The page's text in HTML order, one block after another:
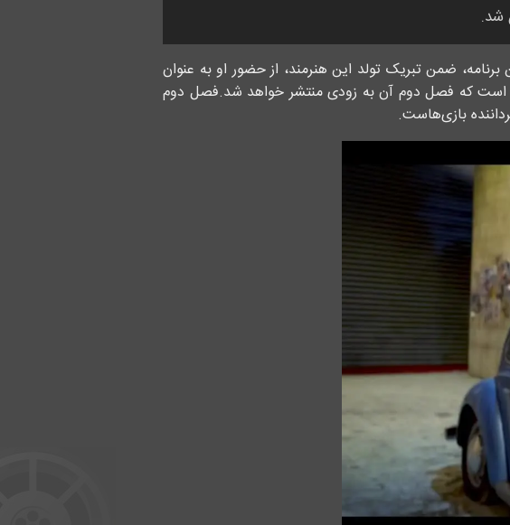
شد.
ضمن تبریک تولد این هنرمند، از حضور او به عنوان
است که فصل دوم آن به زودی منتشر خواهد شد.فصل دوم
بازی‌هاست.